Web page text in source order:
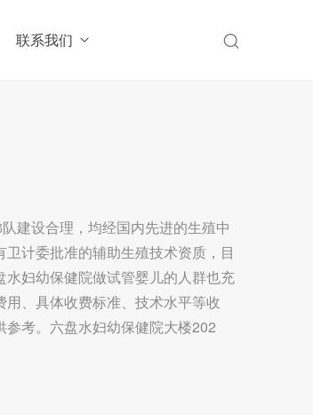
联系我们
建设合理，均经国内先进的生殖中
计委批准的辅助生殖技术资质，目
妇幼保健院做试管婴儿的人群也充
、具体收费标准、技术水平等收
考。六盘水妇幼保健院大楼202